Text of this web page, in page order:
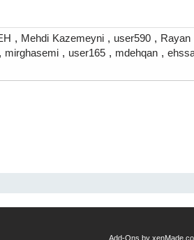
Rayan
,
user590
,
Mehdi Kazemeyni
,
,
mdehqan
,
user165
,
mirghasemi